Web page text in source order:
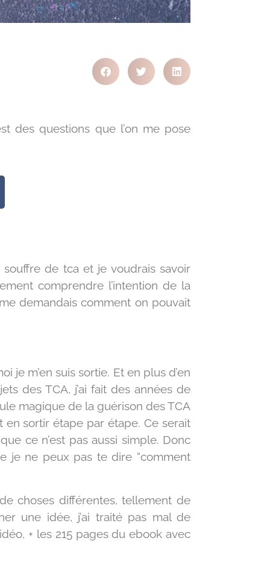
des questions que l’on me pose
souffre de tca et je voudrais savoir
comprendre l’intention de la
demandais comment on pouvait
je m’en suis sortie. Et en plus d’en
des TCA, j’ai fait des années de
magique de la guérison des TCA
en sortir étape par étape. Ce serait
ce n’est pas aussi simple. Donc
je ne peux pas te dire “comment
choses différentes, tellement de
une idée, j’ai traité pas mal de
+ les 215 pages du ebook avec